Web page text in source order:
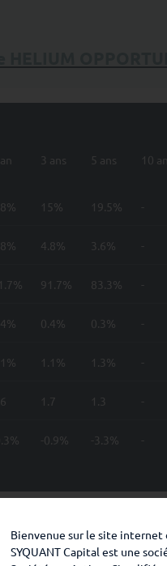
3 ans 5 ans 10
15% 19.5% -
4.8% 3.6% -
91.7% 83.3% -
0.4% 0.3% -
1.1% 1.3% -
1.7 1.3 -
-0.9% -3.3% -
Les
aux risques et
Bienvenue sur le site internet
SYQUANT Capital est une